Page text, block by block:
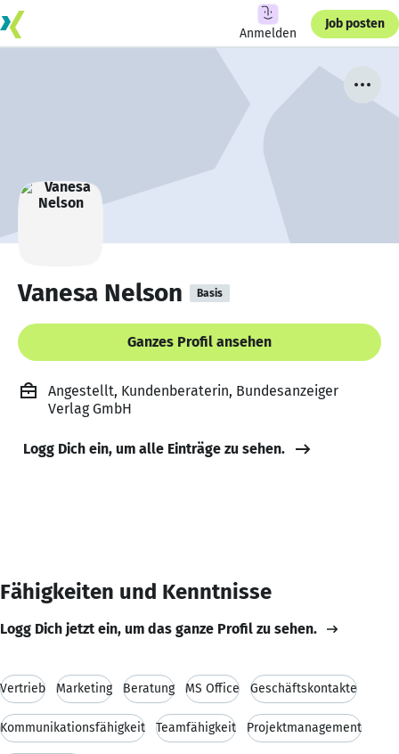
Anmelden
Job posten
Vanesa Nelson Basis
Ganzes Profil ansehen
Angestellt, Kundenberaterin, Bundesanzeiger
Verlag GmbH
Logg Dich ein, um alle Einträge zu sehen.
Fähigkeiten und Kenntnisse
Logg Dich jetzt ein, um das ganze Profil zu sehen.
Vertrieb Marketing Beratung MS Office Geschäftskontakte
Kommunikationsfähigkeit Teamfähigkeit Projektmanagement